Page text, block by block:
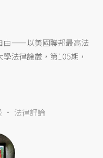
由——以美國聯邦最高法
法律論叢，第105期，
法律評論